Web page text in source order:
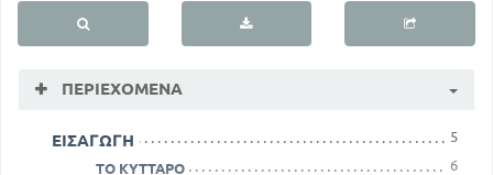
ΠΕΡΙΕΧΌΜΕΝΑ
ΕΙΣΑΓΩΓΗ 5
ΤΟ ΚΥΤΤΑΡΟ
6